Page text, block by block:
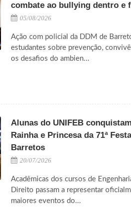
combate ao bullying dentro e
05/08/2026
Ação com policial da DDM de
estudantes sobre prevenção,
os desafios do ambien...
Alunas do UNIFEB
Rainha e Princesa da 71ª
Barretos
20/07/2026
Acadêmicas dos cursos de
Direito passam a representar
maiores eventos do...